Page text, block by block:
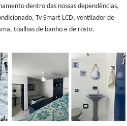
dentro das nossas dependências,
Tv Smart LCD, ventilador de
toalhas de banho e de rosto.